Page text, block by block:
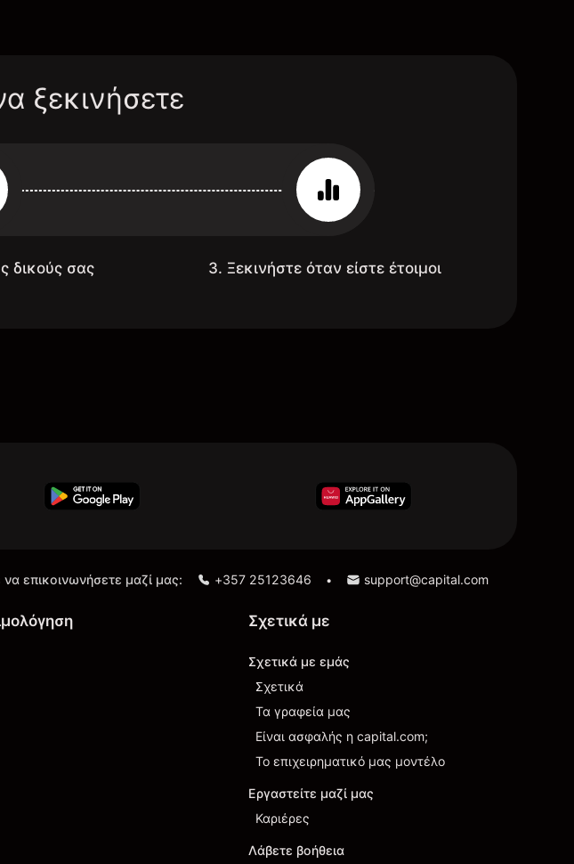
ξεκινήσετε
δικούς σας
3. Ξεκινήστε όταν είστε έτοιμοι
να επικοινωνήσετε μαζί μας: +357 25123646 • support@capital.com
Σχετικά με
Σχετικά με εμάς
Σχετικά
Τα γραφεία μας
Είναι ασφαλής η capital.com;
Το επιχειρηματικό μας μοντέλο
Εργαστείτε μαζί μας
Καριέρες
Λάβετε βοήθεια